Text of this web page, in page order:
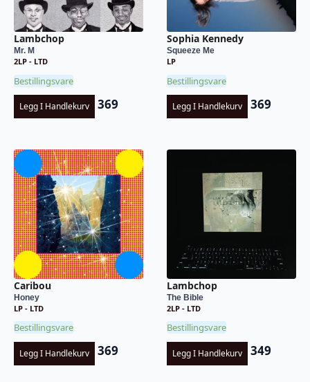
Lambchop
Mr. M
2LP - LTD
Bestillingsvare
Legg I Handlekurv 369
Sophia Kennedy
Squeeze Me
LP
Bestillingsvare
Legg I Handlekurv 369
Caribou
Honey
LP - LTD
Bestillingsvare
Legg I Handlekurv 369
Lambchop
The Bible
2LP - LTD
Bestillingsvare
Legg I Handlekurv 349